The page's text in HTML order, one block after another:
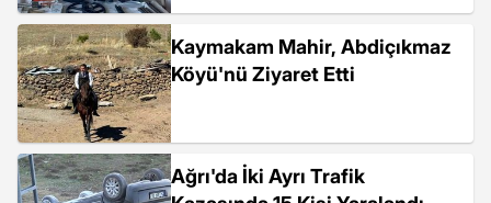
Kaymakam Mahir, Abdiçıkmaz
Köyü'nü Ziyaret Etti
Ağrı'da İki Ayrı Trafik